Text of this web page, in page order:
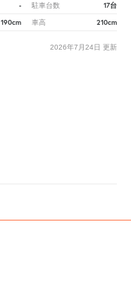
- 駐車台数 17台
190cm 車高 210cm
2026年7月24日 更新